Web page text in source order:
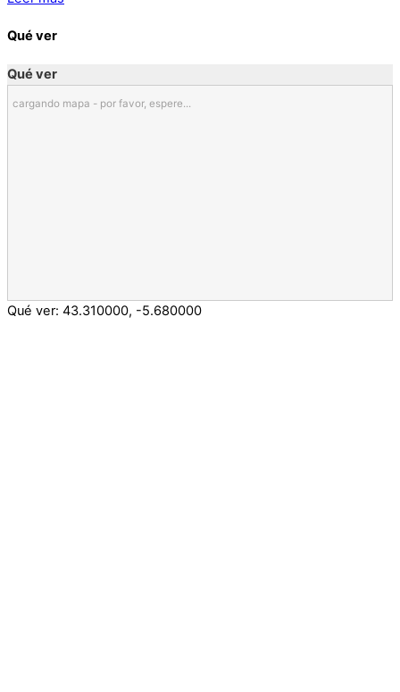
Qué ver
Qué ver
cargando mapa - por favor, espere...
Qué ver: 43.310000, -5.680000